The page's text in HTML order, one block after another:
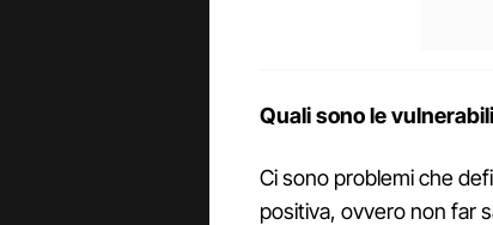
Quali sono le
Ci sono problemi che
positiva, ovvero non far